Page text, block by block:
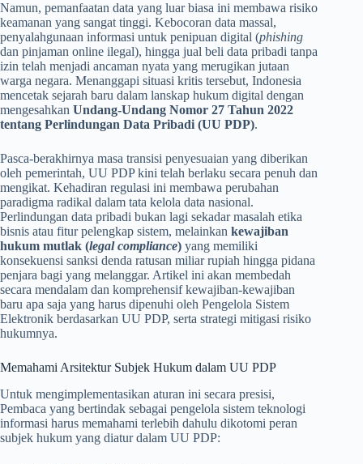
Namun, pemanfaatan data yang luar biasa ini membawa risiko
keamanan yang sangat tinggi. Kebocoran data massal,
penyalahgunaan informasi untuk penipuan digital (phishing
dan pinjaman online ilegal), hingga jual beli data pribadi tanpa
izin telah menjadi ancaman nyata yang merugikan jutaan
warga negara. Menanggapi situasi kritis tersebut, Indonesia
mencetak sejarah baru dalam lanskap hukum digital dengan
mengesahkan Undang-Undang Nomor 27 Tahun 2022
tentang Perlindungan Data Pribadi (UU PDP).
Pasca-berakhirnya masa transisi penyesuaian yang diberikan
oleh pemerintah, UU PDP kini telah berlaku secara penuh dan
mengikat. Kehadiran regulasi ini membawa perubahan
paradigma radikal dalam tata kelola data nasional.
Perlindungan data pribadi bukan lagi sekadar masalah etika
bisnis atau fitur pelengkap sistem, melainkan kewajiban
hukum mutlak (legal compliance) yang memiliki
konsekuensi sanksi denda ratusan miliar rupiah hingga pidana
penjara bagi yang melanggar. Artikel ini akan membedah
secara mendalam dan komprehensif kewajiban-kewajiban
baru apa saja yang harus dipenuhi oleh Pengelola Sistem
Elektronik berdasarkan UU PDP, serta strategi mitigasi risiko
hukumnya.
Memahami Arsitektur Subjek Hukum dalam UU PDP
Untuk mengimplementasikan aturan ini secara presisi,
Pembaca yang bertindak sebagai pengelola sistem teknologi
informasi harus memahami terlebih dahulu dikotomi peran
subjek hukum yang diatur dalam UU PDP: